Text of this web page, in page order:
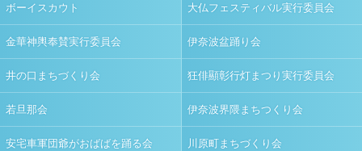
ボーイスカウト 大仏フェスティバル実行委員会
金華神輿奉賛実行委員会 伊奈波盆踊り会
井の口まちづくり会 狂俳顯彰行灯まつり実行委員会
若旦那会 伊奈波界隈まちつくり会
安宅車軍団爺がおばばを踊る会 川原町まちづくり会